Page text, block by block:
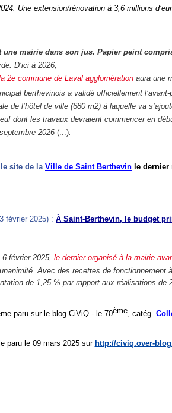
Une extension/rénovation à 3,6 millions
une mairie dans son jus. Papier peint
D’ici à 2026,
2e commune de Laval agglomération aura une
berthevinois a validé officiellement
de l’hôtel de ville (680 m2) à laquelle va
dont les travaux devraient commencer en
2026 (...)
site de la Ville de Saint Berthevin le
février 2025) : À Saint-Berthevin, le budget
février 2025, le dernier organisé à la mairie
Avec des recettes de fonctionnement
de 1,25 % par rapport aux réalisations de
paru sur le blog CiViQ - le 70ème, catég.
paru le 09mars 2025 sur http://civiq.over-